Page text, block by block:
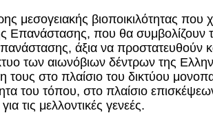
μεσογειακής βιοποικιλότητας που
Επανάστασης, που θα
άξια να προστατευθούν
των αιωνόβιων δέντρων της
στο πλαίσιο του δικτύου
του τόπου, στο πλαίσιο
τις μελλοντικές γενεές.